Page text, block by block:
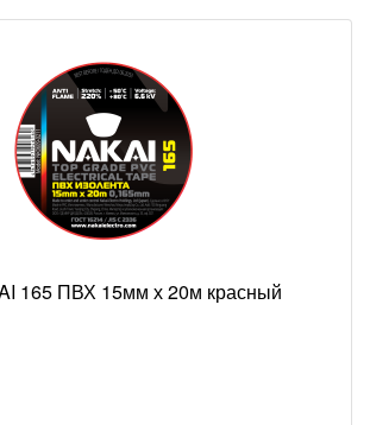
165 ПВХ 15мм х 20м красный